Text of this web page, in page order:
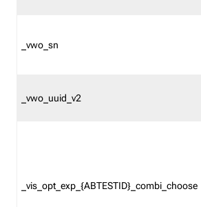
_vwo_sn
_vwo_uuid_v2
_vis_opt_exp_{ABTESTID}_combi_choose